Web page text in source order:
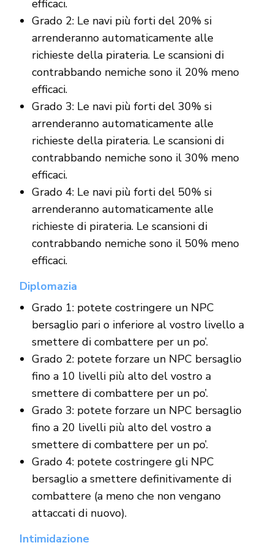
efficaci.
Grado 2: Le navi più forti del 20% si
arrenderanno automaticamente alle
richieste della pirateria. Le scansioni di
contrabbando nemiche sono il 20% meno
efficaci.
Grado 3: Le navi più forti del 30% si
arrenderanno automaticamente alle
richieste della pirateria. Le scansioni di
contrabbando nemiche sono il 30% meno
efficaci.
Grado 4: Le navi più forti del 50% si
arrenderanno automaticamente alle
richieste di pirateria. Le scansioni di
contrabbando nemiche sono il 50% meno
efficaci.
Diplomazia
Grado 1: potete costringere un NPC
bersaglio pari o inferiore al vostro livello a
smettere di combattere per un po’.
Grado 2: potete forzare un NPC bersaglio
fino a 10 livelli più alto del vostro a
smettere di combattere per un po’.
Grado 3: potete forzare un NPC bersaglio
fino a 20 livelli più alto del vostro a
smettere di combattere per un po’.
Grado 4: potete costringere gli NPC
bersaglio a smettere definitivamente di
combattere (a meno che non vengano
attaccati di nuovo).
Intimidazione